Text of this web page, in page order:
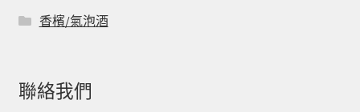
香檳/氣泡酒
聯絡我們